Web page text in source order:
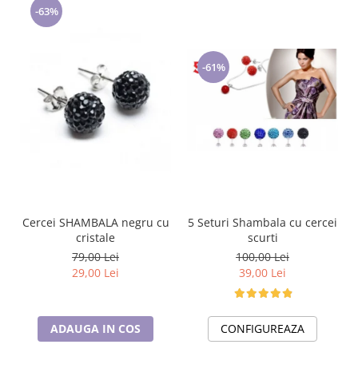
-63%
Cercei SHAMBALA negru cu
cristale
79,00 Lei
29,00 Lei
ADAUGA IN COS
-61%
5 Seturi Shambala cu cercei
scurti
100,00 Lei
39,00 Lei
CONFIGUREAZA